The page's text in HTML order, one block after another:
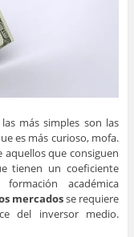
las más simples son las
es más curioso, mofa.
aquellos que consiguen
tienen un coeficiente
académica
mercadosse requiere
del inversor medio.